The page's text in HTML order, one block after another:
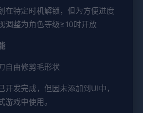
在特定时机解锁，但为方便进度
调整为角色等级≥10时开放
自由修剪毛形状
开发完成，但因未添加到UI中，
游戏中使用。